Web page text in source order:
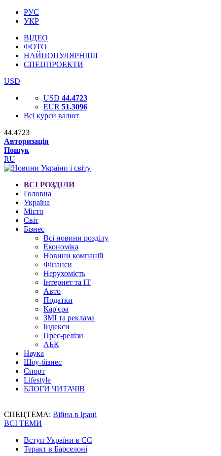
РУС
УКР
ВІДЕО
ФОТО
НАЙПОПУЛЯРНІШІ
СПЕЦПРОЕКТИ
USD
USD 44.4723
EUR 51.3096
Всі курси валют
44.4723
Авторизація
Пошук
RU
ВСІ РОЗДІЛИ
Головна
Україна
Місто
Світ
Бізнес
Всі новини розділу
Економіка
Новини компаній
Фінанси
Нерухомість
Інтернет та IT
Авто
Податки
Кар'єра
ЗМІ та реклама
Індекси
Прес-релізи
АБК
Наука
Шоу-бізнес
Спорт
Lifestyle
БЛОГИ ЧИТАЧІВ
СПЕЦТЕМА: Війна в Ірані
ВСІ ТЕМИ
Вступ України в ЄС
Теракт в Барселоні